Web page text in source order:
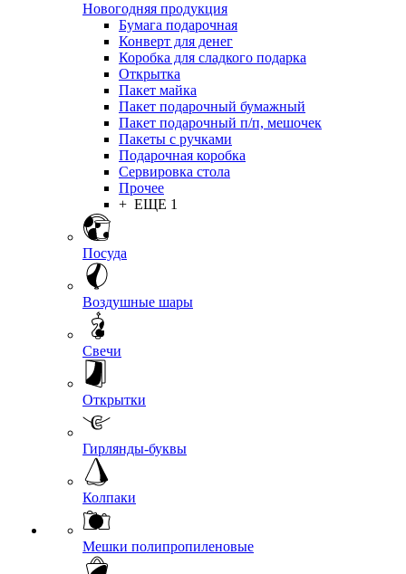
Новогодняя продукция
Бумага подарочная
Конверт для денег
Коробка для сладкого подарка
Открытка
Пакет майка
Пакет подарочный бумажный
Пакет подарочный п/п, мешочек
Пакеты с ручками
Подарочная коробка
Сервировка стола
Прочее
+ ЕЩЕ 1
Посуда
Воздушные шары
Свечи
Открытки
Гирлянды-буквы
Колпаки
Мешки полипропиленовые